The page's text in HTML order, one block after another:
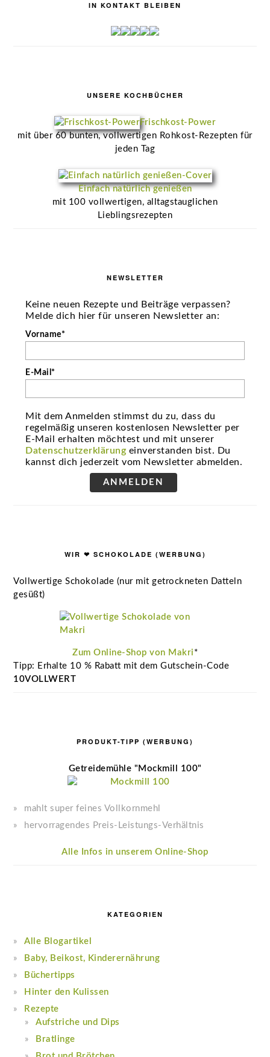
IN KONTAKT BLEIBEN
UNSERE KOCHBÜCHER
Frischkost-Power
mit über 60 bunten, vollwertigen Rohkost-Rezepten für
jeden Tag
Einfach natürlich genießen
mit 100 vollwertigen, alltagstauglichen
Lieblingsrezepten
NEWSLETTER
Keine neuen Rezepte und Beiträge verpassen?
Melde dich hier für unseren Newsletter an:
Vorname*
E-Mail*
Mit dem Anmelden stimmst du zu, dass du
regelmäßig unseren kostenlosen Newsletter per
E-Mail erhalten möchtest und mit unserer
Datenschutzerklärung einverstanden bist. Du
kannst dich jederzeit vom Newsletter abmelden.
ANMELDEN
WIR ❤ SCHOKOLADE (WERBUNG)
Vollwertige Schokolade (nur mit getrockneten Datteln
gesüßt)
Zum Online-Shop von Makri *
Tipp: Erhalte 10 % Rabatt mit dem Gutschein-Code
10VOLLWERT
PRODUKT-TIPP (WERBUNG)
Getreidemühle "Mockmill 100"
mahlt super feines Vollkornmehl
hervorragendes Preis-Leistungs-Verhältnis
Alle Infos in unserem Online-Shop
KATEGORIEN
Alle Blogartikel
Baby, Beikost, Kinderernährung
Büchertipps
Hinter den Kulissen
Rezepte
Aufstriche und Dips
Bratlinge